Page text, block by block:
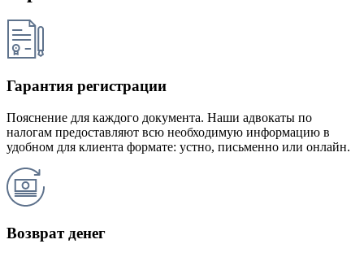
Гарантия регистрации
Пояснение для каждого документа. Наши адвокаты по
налогам предоставляют всю необходимую информацию в
удобном для клиента формате: устно, письменно или онлайн.
Возврат денег